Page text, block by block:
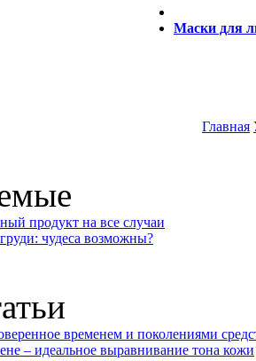
Маски для
Главная
продукт на все случаи
чудеса возможны?
временем и поколениями
– идеальное выравнивание тона кожи